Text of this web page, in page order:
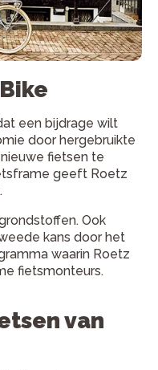
een bijdrage wilt
door hergebruikte
fietsen te
geeft Roetz
Ook
kans door het
waarin Roetz
fietsmonteurs.
van